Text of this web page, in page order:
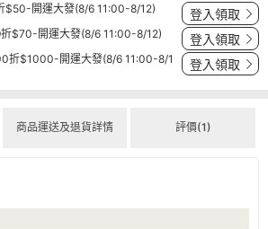
$50-開運大發(8/6 11:00-8/12) 登入領取
$70-開運大發(8/6 11:00-8/12) 登入領取
折$1000-開運大發(8/6 11:00-8/1
登入領取
商品運送及退貨詳情 評價(1)